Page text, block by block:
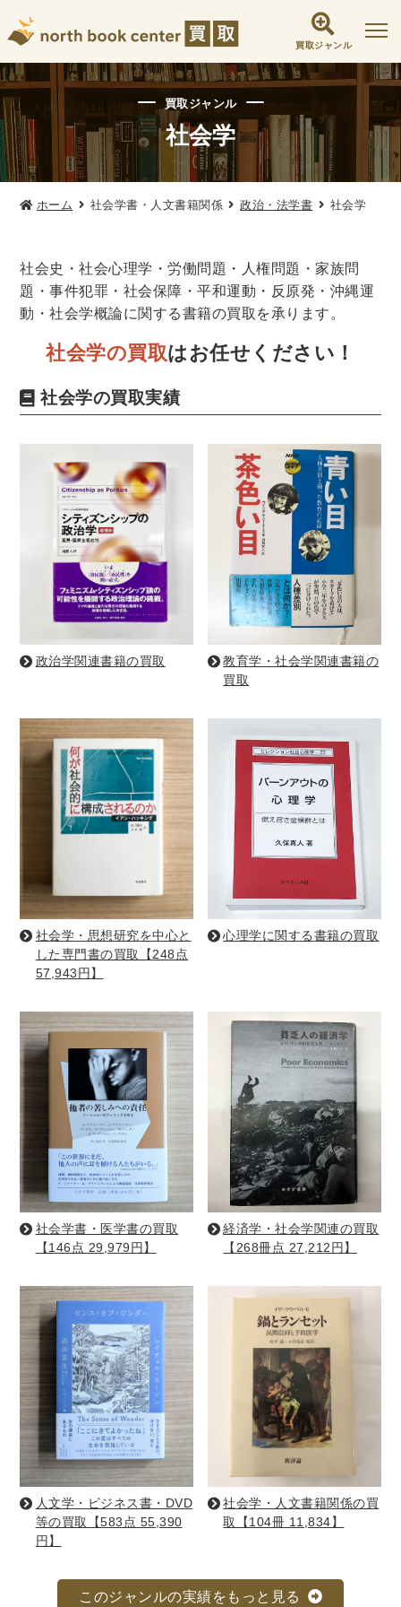
買取ジャンル
社会学書・人文書籍関係
哲学書・心理学・思想書
他哲学書 倫理学・道徳 宗教書
心理学
文化人類学・民俗学
東洋哲学
東洋思想
現象学
西洋哲学 言語学 論理学
女性学 政治 法律学
環境・エコロジー
社会学
福祉 ・NGO・NPO
世界史 他歴史地理学
経済書・経営書・ビジネス書
ビジネス書
マーケティング・セールス
マネジメント・人材管理・リーダーシップ
経営学
経済学・経済事情
経理・アカウンティング
金融・ファイナンス・投資
書道
インテリアデザイン・建築デザイン
写真 ・絵画 ・美術
建築家・建設・建築構造
彫刻・工芸
日本の伝統文化
東洋の建築
楽譜・スコア・音楽書
西洋の建築
理工書関係
科学書・工学書・コンピュータ書籍
宇宙学・天文学 工学書
物理学
生物・バイオテクノロジー
科学書
農学
金属・鉱学
IT・テクノロジー・コンピュータ
医学書・東洋医学書
歯学書・歯科衛生士 看護学書
眼科学
精神医学書
臨床医学一般
薬学書
針灸・漢方
リハビリテーション医学
伝統医学・東洋医学
基礎医学
小児科学
整形外科学
暮らし・趣味・実用書他
ガーデニング
クッキング・レシピ本・グルメ
住まい・インテリア
手芸・クラフト
美容・着物・ファッション
趣味・スポーツ
自転車・サイクリング
キャンプ
他スポーツ
登山・ハイキング・クライミング
資格検定・辞書辞典
公務員・教員採用試験
語学検定・通訳
語学辞典・辞典
買取ジャンル
社会学
ホーム 社会学書・人文書籍関係 政治・法学書 社会学
社会史・社会心理学・労働問題・人権問題・家族問
題・事件犯罪・社会保障・平和運動・反原発・沖縄運
動・社会学概論に関する書籍の買取を承ります。
社会学の買取はお任せください！
社会学の買取実績
政治学関連書籍の買取
教育学・社会学関連書籍の
買取
社会学・思想研究を中心と
した専門書の買取【248点
57,943円】
心理学に関する書籍の買取
社会学書・医学書の買取
【146点 29,979円】
経済学・社会学関連の買取
【268冊点 27,212円】
人文学・ビジネス書・DVD
等の買取【583点 55,390
円】
社会学・人文書籍関係の買
取【104冊 11,834】
このジャンルの実績をもっと見る